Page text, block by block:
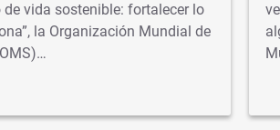
vida sostenible: fortalecer lo
la Organización Mundial de